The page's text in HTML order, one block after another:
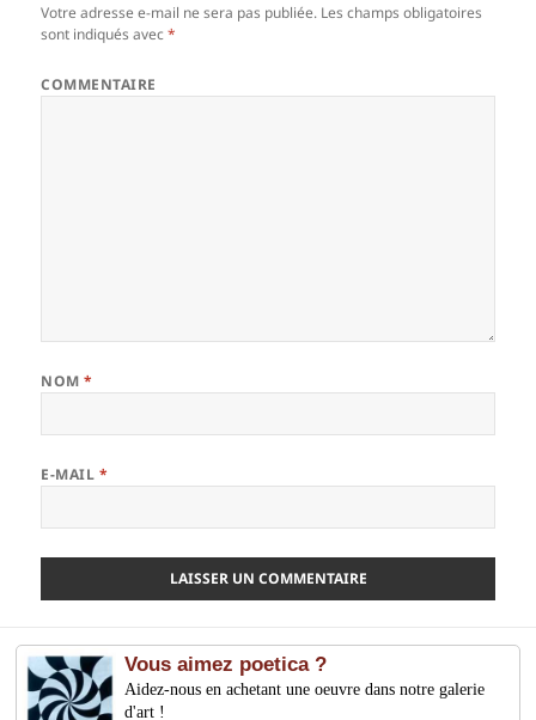
Votre adresse e-mail ne sera pas publiée. Les champs obligatoires
sont indiqués avec*
COMMENTAIRE
NOM*
E-MAIL *
Vous aimez poetica ?
Aidez-nous en achetant une oeuvre dans notre galerie
d'art !